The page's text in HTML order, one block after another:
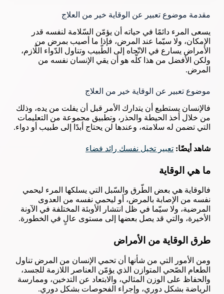
مقدمة موضوع تعبير عن الوقاية خير من العلاج
يسعى المرء دائمًا في حياته أن يؤمّن السّلامة لنفسه قدر
الإمكان، ولا سيّما عند المرض، فإذا ما أصيب بمرض من
الأمراض يسارع في الاتّجاه إلى الطّبيب وتناول الدّواء اللّازم،
ولكن الأفضل من هذا كلّه هو أن يقي الإنسان نفسه من
المرض.
موضوع تعبير عن الوقاية خير من العلاج
فالإنسان يستطيع أن يتدارك الأمر قبل أن يفلت من يده، وذلك
من خلال أخذ الحيطة والحذر، وتطبيق مجموعة من التعليمات
التي تضمن له سلامته، وعندها لن يحتاج أبدًا إلى طبيب أو دواء.
شاهد أيضًا: تعبير تخيل نفسك رائد فضاء
ما هي الوقاية
فالوقاية هي بعض الطّرق والسّبل التي يسلكها المرء ليحمي
نفسه من الإصابة بالمرض، أو ليحمي نفسه من العدوى
المرضية، ولا سيّما في ظل انتشار الأوبئة المختلفة في الآونة
الأخيرة، والتي قد يصل بعضها إلى مستوى عالٍ في الخطورة.
طرق الوقاية من الأمراض
ومن الأمور التي من شأنها أن تحمي الإنسان من المرض تناول
الطعام الصّحي المتوازن الذي يؤمّن العناصر اللازمة للجسد،
والحفاظ على الوزن المثالي، والابتعاد عن التدخين، وممارسة
الرياضة بشكل دوري، وإجراء الفحوصات بشكل دوري.